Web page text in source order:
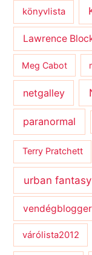
könyvlista
Lawrence
Meg Cabot
netgalley
paranormal
Terry Pratchett
urban fantasy
vendégblogger
várólista2012